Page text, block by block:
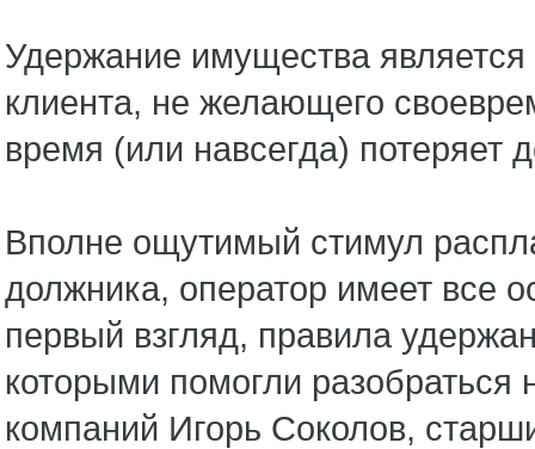
Удержание имущества
клиента, не желающего
время (или навсегда)
Вполне ощутимый стимул
должника, оператор имеет все
первый взгляд, правила
которыми помогли
компаний Игорь Соколов,